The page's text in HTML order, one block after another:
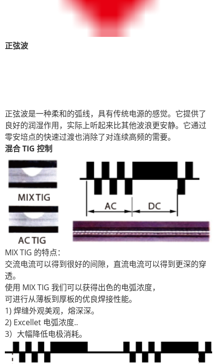
正弦波
正弦波是一种柔和的弧线，具有传统电源的感觉。它提供了
良好的润湿作用，实际上听起来比其他波浪更安静。它通过
零安培点的快速过渡也消除了对连续高频的需要。
混合 TIG 控制
MIX TIG 的特点：
交流电流可以得到很好的间隙，直流电流可以得到更深的穿
透。
使用 MIX TIG 我们可以获得出色的电弧浓度，
可进行从薄板到厚板的优良焊接性能。
1) 焊缝外观美观，熔深深。
2) Excellet 电弧浓度..
3）大幅降低电极消耗。